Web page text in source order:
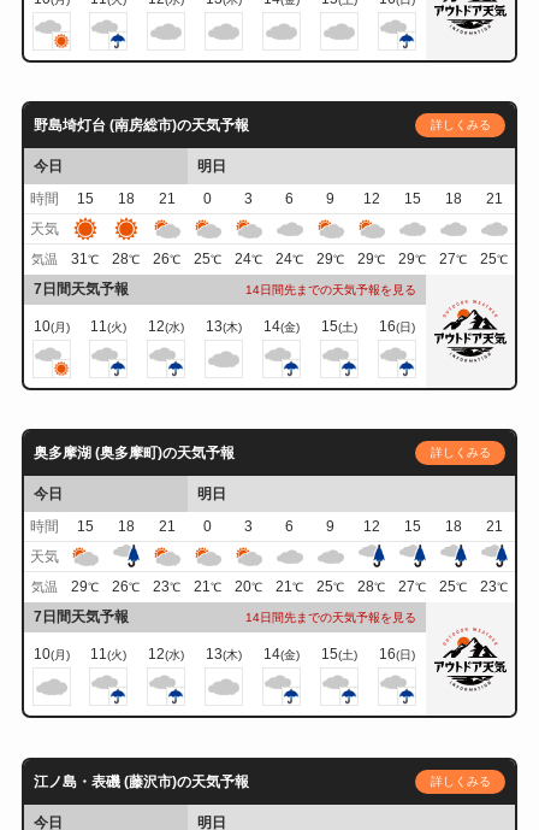
野島埼灯台 (南房総市)の天気予報 詳しくみる
今日
明日
時間
15 18 21 0 3 6 9 12 15 18
21
天気
気温 31℃ 28℃ 26℃ 25℃ 24℃ 24℃ 29℃ 29℃ 29℃ 27℃ 25℃
7日間天気予報 14日間先までの天気予報を見る
10(月) 11(火) 12(水) 13(木) 14(金) 15(土) 16(日)
奥多摩湖 (奥多摩町)の天気予報 詳しくみる
今日
明日
時間
15 18 21 0 3 6 9 12 15 18
21
天気
気温 29℃ 26℃ 23℃ 21℃ 20℃ 21℃ 25℃ 28℃ 27℃ 25℃ 23℃
7日間天気予報 14日間先までの天気予報を見る
10(月) 11(火) 12(水) 13(木) 14(金) 15(土) 16(日)
江ノ島・表磯 (藤沢市)の天気予報 詳しくみる
今日
明日